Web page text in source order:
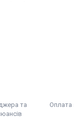
та
Оплата